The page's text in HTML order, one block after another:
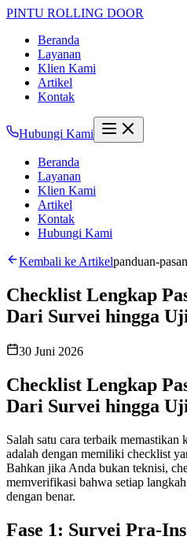
PINTU ROLLING DOOR
Beranda
Layanan
Klien Kami
Artikel
Kontak
Hubungi Kami
Beranda
Layanan
Klien Kami
Artikel
Kontak
Hubungi Kami
Kembali ke Artikelpanduan-
Checklist Lengkap
Dari Survei hingga
30 Juni 2026
Checklist Lengkap
Dari Survei hingga
Salah satu cara terbaik
adalah dengan memiliki checklist
Bahkan jika Anda bukan teknisi,
memverifikasi bahwa setiap
dengan benar.
Fase 1: Survei Pra-